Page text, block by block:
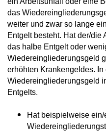
das
weiter und zwar so lange
Entgelt besteht. Hat der/die
das halbe Entgelt oder
Wiedereingliederungsgeld
erhöhten Krankengeldes.
Wiedereingliederungsgeld
Entgelts.
Hat beispielweise